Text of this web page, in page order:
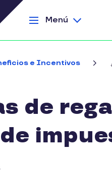
Menú
e Incentivos
de